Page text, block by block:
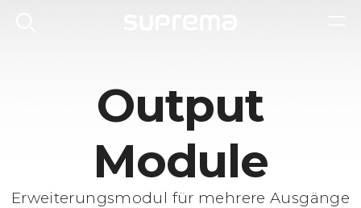
Output
Module
Erweiterungsmodul für mehrere Ausgänge